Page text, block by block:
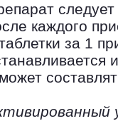
каждого
за 1